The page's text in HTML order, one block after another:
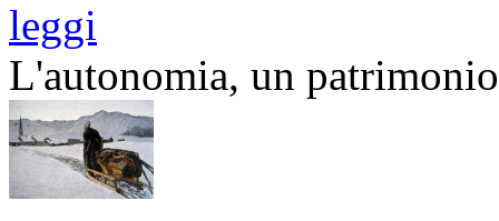
leggi
L'autonomia, un